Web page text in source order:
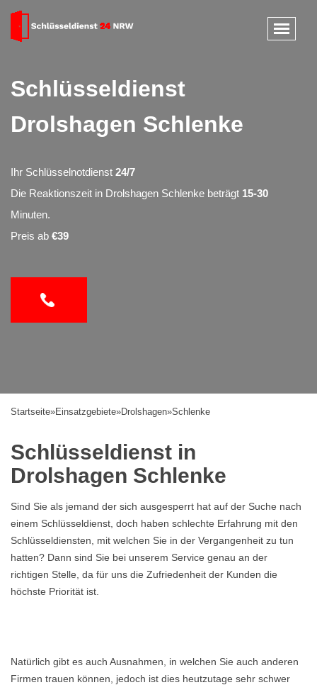
Schlüsseldienst
Drolshagen Schlenke
Ihr Schlüsselnotdienst 24/7
Die Reaktionszeit in Drolshagen Schlenke beträgt 15-30
Minuten.
Preis ab €39
Startseite»Einsatzgebiete»Drolshagen»Schlenke
Schlüsseldienst in
Drolshagen Schlenke
Sind Sie als jemand der sich ausgesperrt hat auf der Suche nach
einem Schlüsseldienst, doch haben schlechte Erfahrung mit den
Schlüsseldiensten, mit welchen Sie in der Vergangenheit zu tun
hatten? Dann sind Sie bei unserem Service genau an der
richtigen Stelle, da für uns die Zufriedenheit der Kunden die
höchste Priorität ist.
Natürlich gibt es auch Ausnahmen, in welchen Sie auch anderen
Firmen trauen können, jedoch ist dies heutzutage sehr schwer